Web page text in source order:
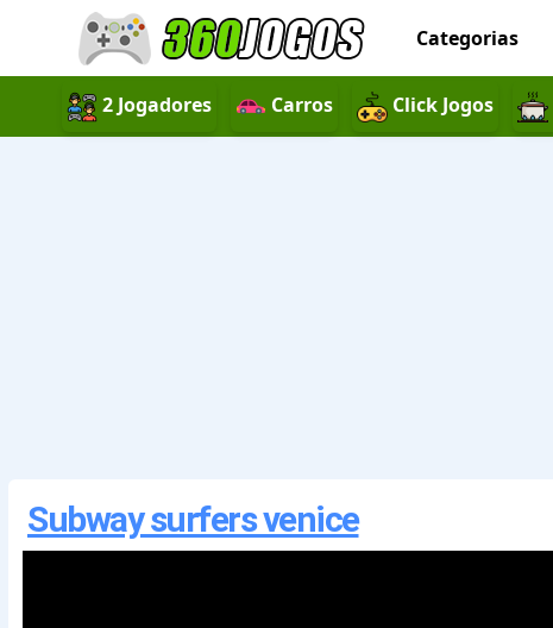
Categorias
2 Jogadores Carros Click Jogos
Subway surfers venice